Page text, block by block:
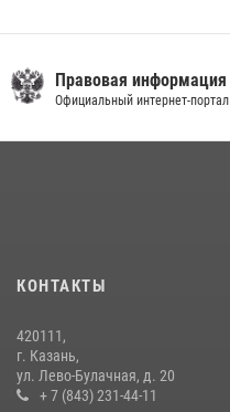
15 июля 2026, 08:41
10 июля 2026, 12:50
праздничное богослужение
28 июля 2026, 09:38 4
Правовая информация
Официальный интернет-портал
КОНТАКТЫ
420111,
г. Казань,
ул. Лево-Булачная, д. 20
+ 7 (843) 231-44-11